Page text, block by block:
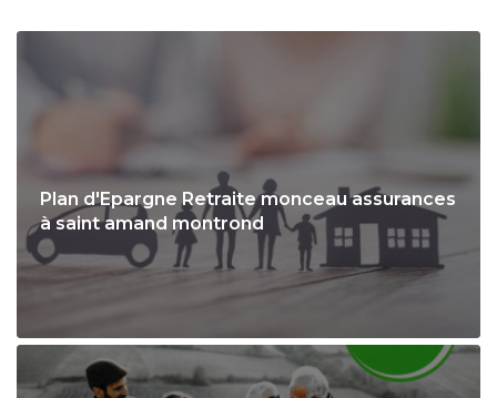
Plan d'Epargne Retraite monceau assurances
à saint amand montrond